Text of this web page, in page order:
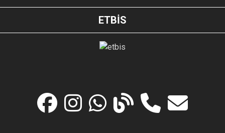
ETBİS